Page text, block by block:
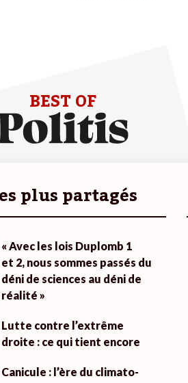
BEST OF
plus partagés
« Avec les lois Duplomb 1
et 2, nous sommes passés du
déni de sciences au déni de
réalité »
Lutte contre l’extrême
droite : ce qui tient encore
Canicule : l’ère du climato-